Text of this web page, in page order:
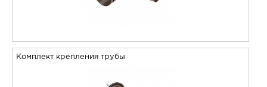
Комплект крепления трубы